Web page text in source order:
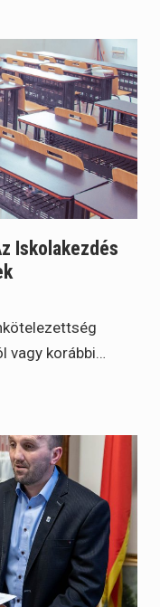
Iskolakezdés
vagy korábbi…